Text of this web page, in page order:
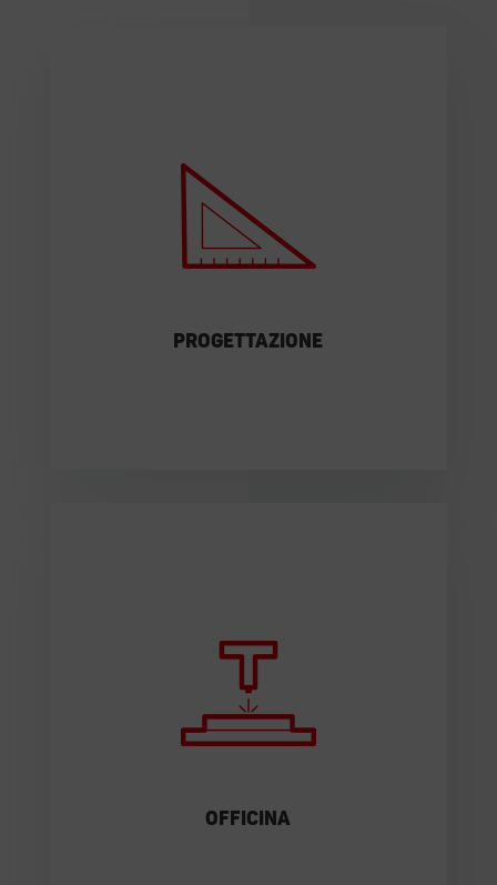
Progettazione
Possiamo progettare strutture in
acciaio, tubazioni di alimentazione e molto
altro per il vostro nuovo impianto.
Officina
più svariati tipi di carpenteria metallica.